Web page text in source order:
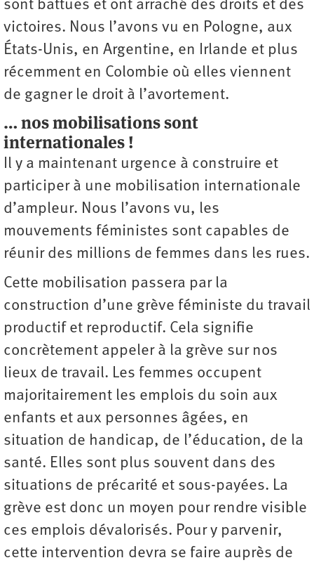
sont battues et ont arraché des droits et des
victoires. Nous l’avons vu en Pologne, aux
États-Unis, en Argentine, en Irlande et plus
récemment en Colombie où elles viennent
de gagner le droit à l’avortement.
… nos mobilisations sont
internationales !
Il y a maintenant urgence à construire et
participer à une mobilisation internationale
d’ampleur. Nous l’avons vu, les
mouvements féministes sont capables de
réunir des millions de femmes dans les rues.
Cette mobilisation passera par la
construction d’une grève féministe du travail
productif et reproductif. Cela signifie
concrètement appeler à la grève sur nos
lieux de travail. Les femmes occupent
majoritairement les emplois du soin aux
enfants et aux personnes âgées, en
situation de handicap, de l’éducation, de la
santé. Elles sont plus souvent dans des
situations de précarité et sous-payées. La
grève est donc un moyen pour rendre visible
ces emplois dévalorisés. Pour y parvenir,
cette intervention devra se faire auprès de